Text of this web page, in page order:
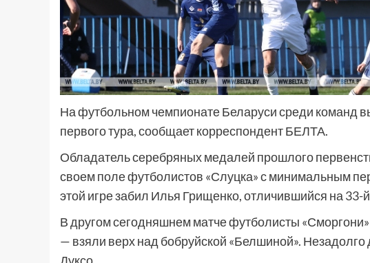
На футбольном чемпионате Беларуси среди команд
первого тура, сообщает корреспондент БЕЛТА.
Обладатель серебряных медалей прошлого
своем поле футболистов «Слуцка» с минимальным
этой игре забил Илья Грищенко, отличившийся на 33-
В другом сегодняшнем матче футболисты
— взяли верх над бобруйской «Белшиной». Незадолго